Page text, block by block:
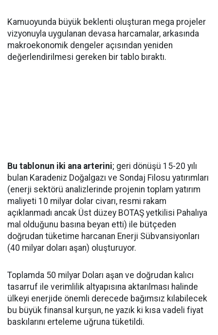
Kamuoyunda büyük beklenti oluşturan mega projeler
vizyonuyla uygulanan devasa harcamalar, arkasında
makroekonomik dengeler açısından yeniden
değerlendirilmesi gereken bir tablo bıraktı.
Bu tablonun iki ana arterini; geri dönüşü 15-20 yılı
bulan Karadeniz Doğalgazı ve Sondaj Filosu yatırımları
(enerji sektörü analizlerinde projenin toplam yatırım
maliyeti 10 milyar dolar civarı, resmi rakam
açıklanmadı ancak Üst düzey BOTAŞ yetkilisi Pahalıya
mal olduğunu basına beyan etti) ile bütçeden
doğrudan tüketime harcanan Enerji Sübvansiyonları
(40 milyar doları aşan) oluşturuyor.
Toplamda 50 milyar Doları aşan ve doğrudan kalıcı
tasarruf ile verimlilik altyapısına aktarılması halinde
ülkeyi enerjide önemli derecede bağımsız kılabilecek
bu büyük finansal kurşun, ne yazık ki kısa vadeli fiyat
baskılarını erteleme uğruna tüketildi.